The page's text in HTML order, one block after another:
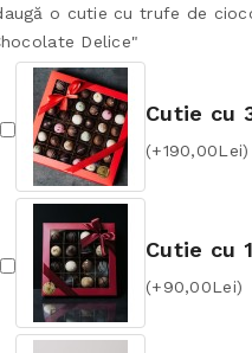
o cutie cu trufe de
Delice"
Cutie cu
(+190,00Lei)
Cutie cu
(+90,00Lei)